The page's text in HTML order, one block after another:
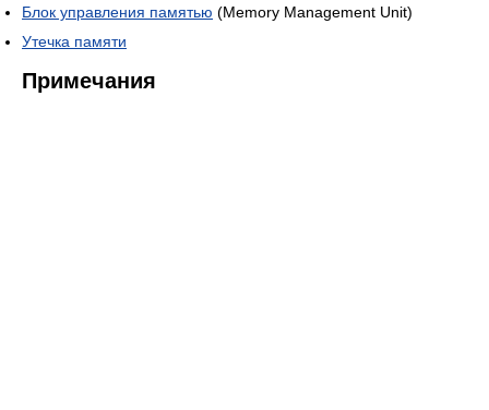
Блок управления памятью (Memory Management Unit)
Утечка памяти
Примечания